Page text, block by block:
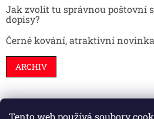
Tento web používá soubory
Jak zvolit tu správnou poštovní
dopisy?
Černé kování, atraktivní
ARCHIV